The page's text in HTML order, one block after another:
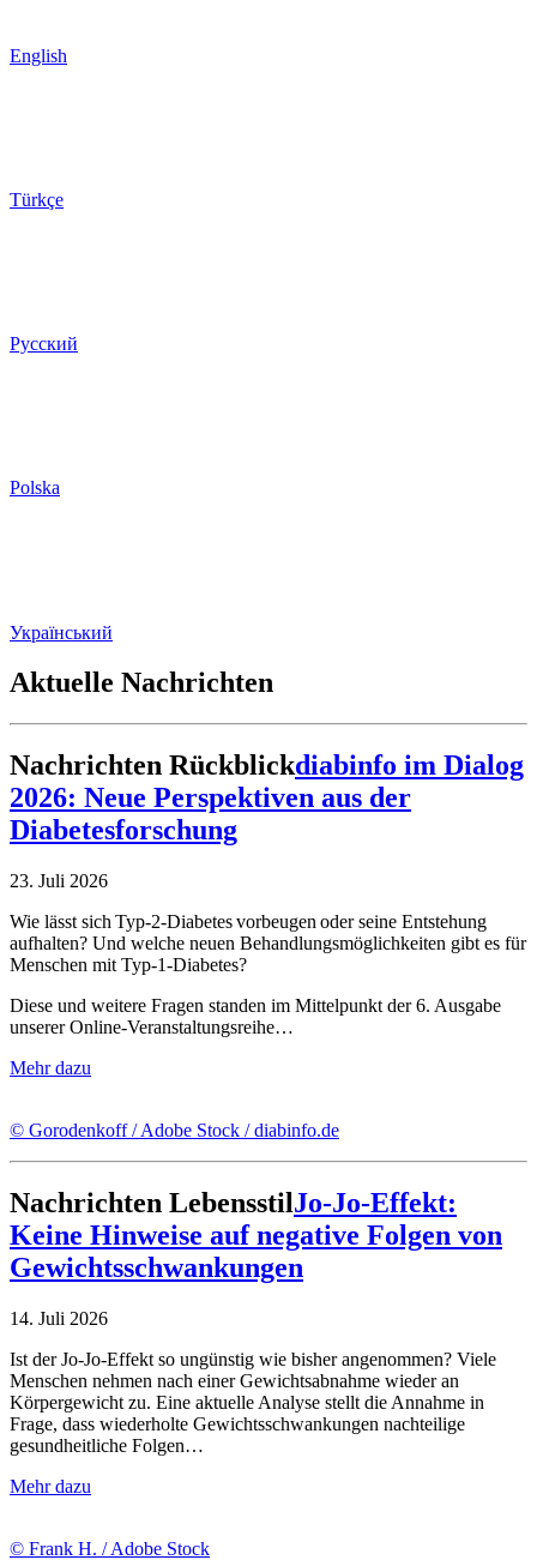
English
Türkçe
Русский
Polska
Український
Aktuelle Nachrichten
Nachrichten Rückblickdiabinfo im Dialog
2026: Neue Perspektiven aus der
Diabetesforschung
23. Juli 2026
Wie lässt sich Typ-2-Diabetes vorbeugen oder seine Entstehung
aufhalten? Und welche neuen Behandlungsmöglichkeiten gibt es für
Menschen mit Typ-1-Diabetes?
Diese und weitere Fragen standen im Mittelpunkt der 6. Ausgabe
unserer Online-Veranstaltungsreihe…
Mehr dazu
© Gorodenkoff / Adobe Stock / diabinfo.de
Nachrichten LebensstilJo-Jo-Effekt:
Keine Hinweise auf negative Folgen von
Gewichtsschwankungen
14. Juli 2026
Ist der Jo-Jo-Effekt so ungünstig wie bisher angenommen? Viele
Menschen nehmen nach einer Gewichtsabnahme wieder an
Körpergewicht zu. Eine aktuelle Analyse stellt die Annahme in
Frage, dass wiederholte Gewichtsschwankungen nachteilige
gesundheitliche Folgen…
Mehr dazu
© Frank H. / Adobe Stock